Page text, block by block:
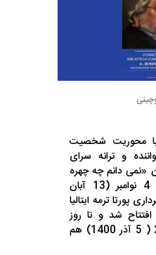
با محوریت شخصیت
و ترانه سرای
«نمی دانم چه چهره
ای داشت!»پنج شنبه 4 نوامبر (13 آبان
پورتا ترمه ایتالیا
شد و تا روز
جمعه 26 نوامبر 2021 ( 5 آذر 1400) هم